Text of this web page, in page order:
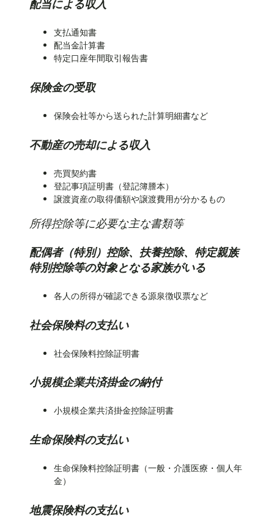
配当による収入
支払通知書
配当金計算書
特定口座年間取引報告書
保険金の受取
保険会社等から送られた計算明細書など
不動産の売却による収入
売買契約書
登記事項証明書（登記簿謄本）
譲渡資産の取得価額や譲渡費用が分かるもの
所得控除等に必要な主な書類等
配偶者（特別）控除、扶養控除、特定親族
特別控除等の対象となる家族がいる
各人の所得が確認できる源泉徴収票など
社会保険料の支払い
社会保険料控除証明書
小規模企業共済掛金の納付
小規模企業共済掛金控除証明書
生命保険料の支払い
生命保険料控除証明書（一般・介護医療・個人年
金）
地震保険料の支払い